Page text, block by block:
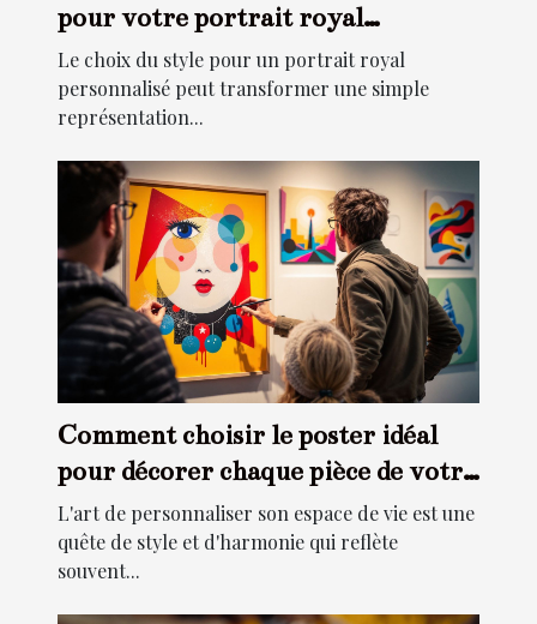
pour votre portrait royal
personnalisé?
Le choix du style pour un portrait royal
personnalisé peut transformer une simple
représentation...
Comment choisir le poster idéal
pour décorer chaque pièce de votre
maison
L'art de personnaliser son espace de vie est une
quête de style et d'harmonie qui reflète
souvent...